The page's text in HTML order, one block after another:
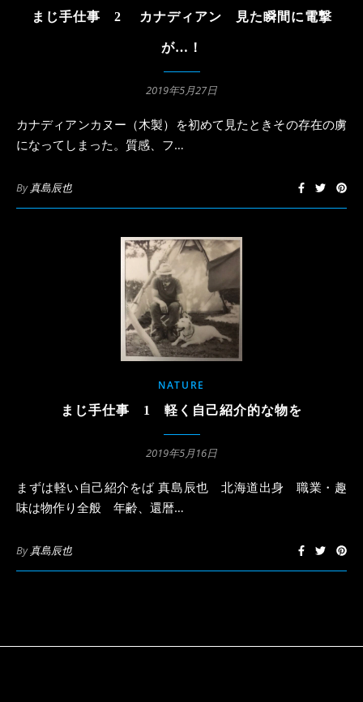
まじ手仕事 2 カナディアン 見た瞬間に電撃
が…！
2019年5月27日
カナディアンカヌー（木製）を初めて見たときその存在の虜
になってしまった。質感、フ…
By真島辰也
NATURE
まじ手仕事 1 軽く自己紹介的な物を
2019年5月16日
まずは軽い自己紹介をば 真島辰也 北海道出身 職業・趣
味は物作り全般 年齢、還暦…
By真島辰也